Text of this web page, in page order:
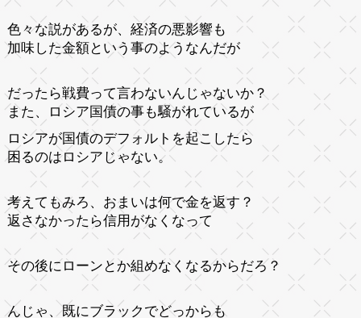
色々な説があるが、経済の悪影響も
加味した金額という事のようなんだが
だったら戦費って言わないんじゃないか？
また、ロシア国債の事も騒がれているが
ロシアが国債のデフォルトを起こしたら
困るのはロシアじゃない。
考えてもみろ、おまいは何で金を返す？
返さなかったら信用がなくなって
その後にローンとか組めなくなるからだろ？
んじゃ、既にブラックでどっからも